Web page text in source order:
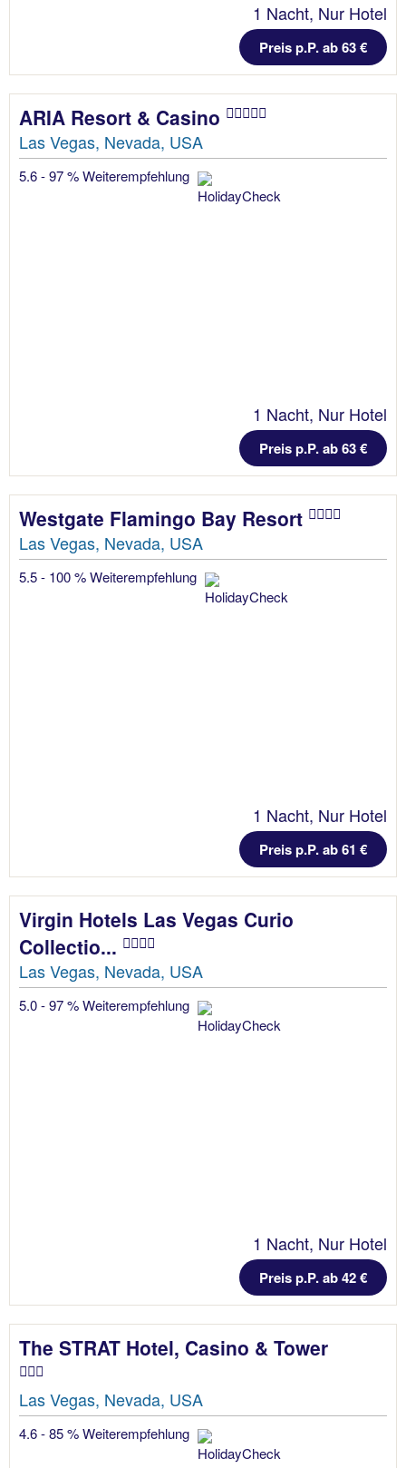
1 Nacht, Nur Hotel
Preis p.P. ab 63 €
ARIA Resort & Casino
Las Vegas, Nevada, USA
5.6 - 97 % Weiterempfehlung
1 Nacht, Nur Hotel
Preis p.P. ab 63 €
Westgate Flamingo Bay Resort
Las Vegas, Nevada, USA
5.5 - 100 % Weiterempfehlung
1 Nacht, Nur Hotel
Preis p.P. ab 61 €
Virgin Hotels Las Vegas Curio
Collectio...
Las Vegas, Nevada, USA
5.0 - 97 % Weiterempfehlung
1 Nacht, Nur Hotel
Preis p.P. ab 42 €
The STRAT Hotel, Casino & Tower
Las Vegas, Nevada, USA
4.6 - 85 % Weiterempfehlung